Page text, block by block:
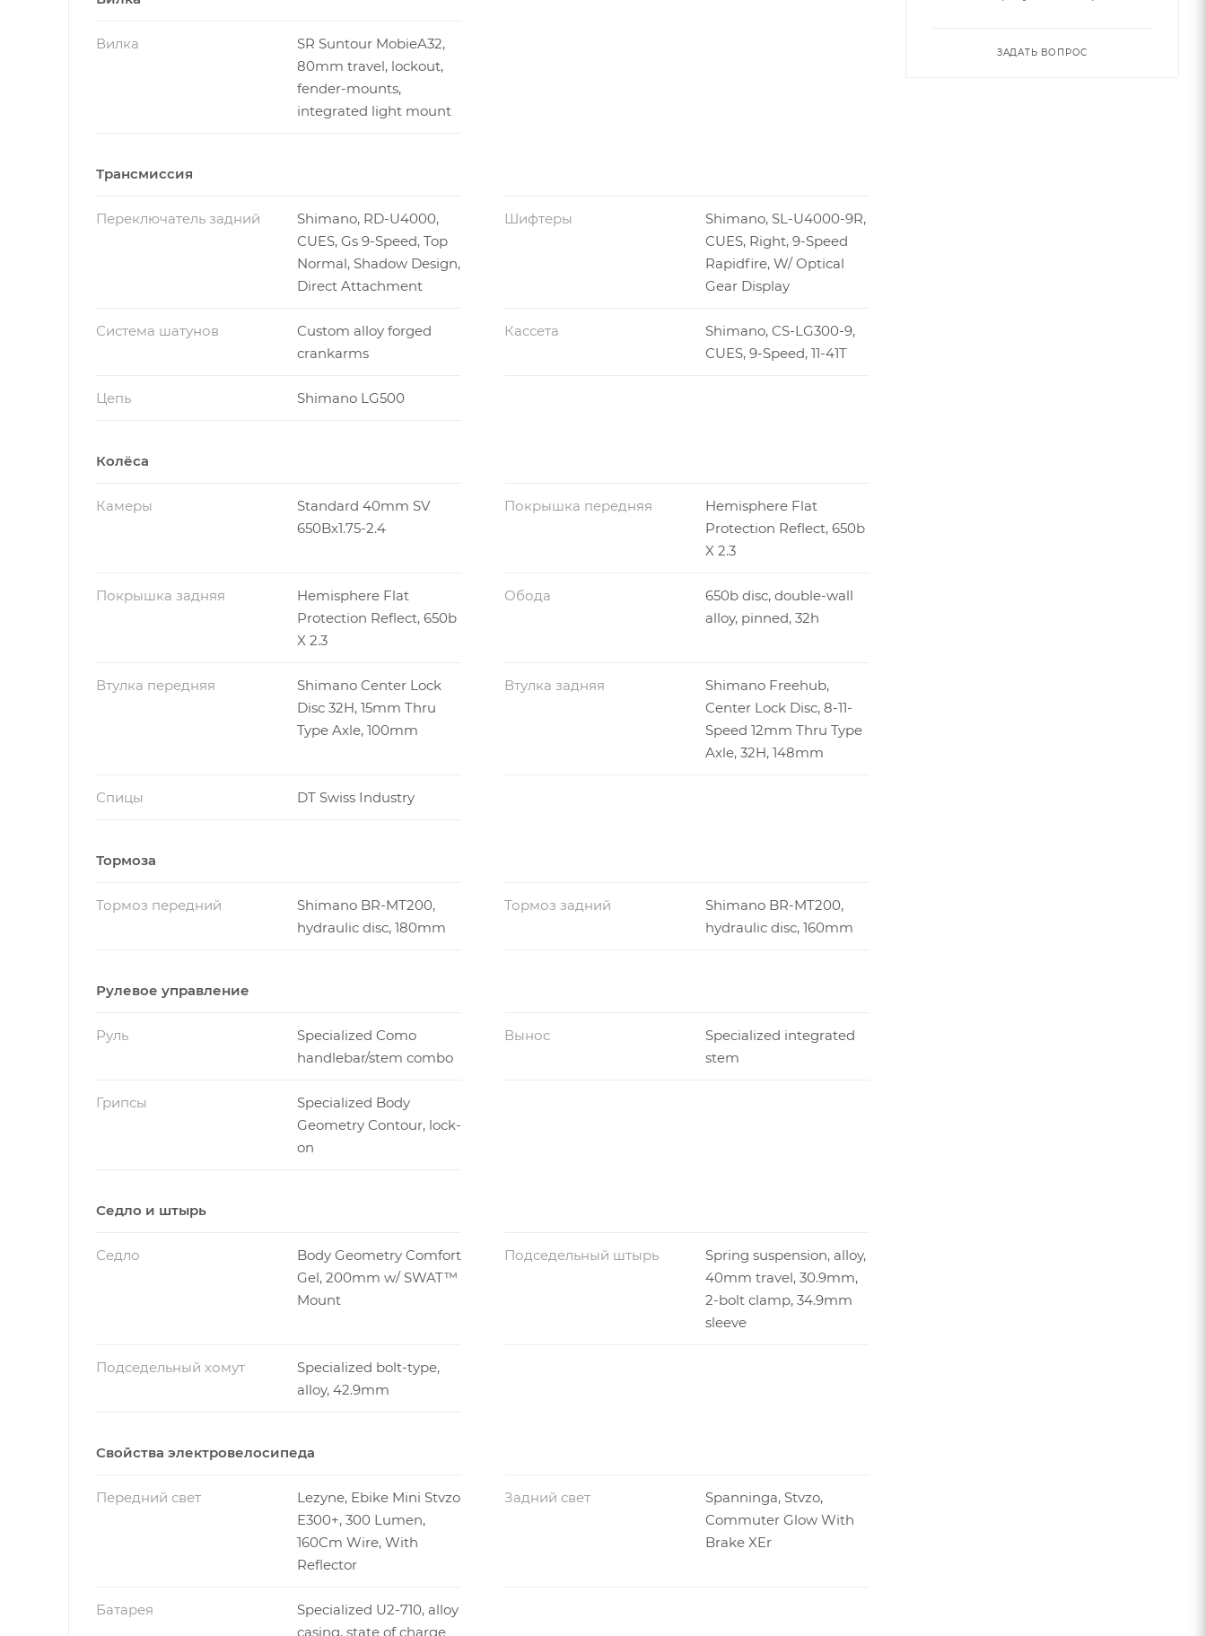
Вилка
SR Suntour MobieA32,
80mm travel, lockout,
fender-mounts,
integrated light mount
Трансмиссия
Переключатель задний
Shimano, RD-U4000,
CUES, Gs 9-Speed, Top
Normal, Shadow Design,
Direct Attachment
Шифтеры
Shimano, SL-U4000-9R,
CUES, Right, 9-Speed
Rapidfire, W/ Optical
Gear Display
Система шатунов
Custom alloy forged
crankarms
Кассета
Shimano, CS-LG300-9,
CUES, 9-Speed, 11-41T
Цепь Shimano LG500
Колёса
Камеры
Standard 40mm SV
650Bx1.75-2.4
Покрышка передняя
Hemisphere Flat
Protection Reflect, 650b
X 2.3
Покрышка задняя
Hemisphere Flat
Protection Reflect, 650b
X 2.3
Обода
650b disc, double-wall
alloy, pinned, 32h
Втулка передняя
Shimano Center Lock
Disc 32H, 15mm Thru
Type Axle, 100mm
Втулка задняя
Shimano Freehub,
Center Lock Disc, 8-11-
Speed 12mm Thru Type
Axle, 32H, 148mm
Спицы DT Swiss Industry
Тормоза
Тормоз передний
Shimano BR-MT200,
hydraulic disc, 180mm
Тормоз задний
Shimano BR-MT200,
hydraulic disc, 160mm
Рулевое управление
Руль
Specialized Como
handlebar/stem combo
Вынос
Specialized integrated
stem
Грипсы
Specialized Body
Geometry Contour, lock-
on
Седло и штырь
Седло
Body Geometry Comfort
Gel, 200mm w/ SWAT™
Mount
Подседельный штырь
Spring suspension, alloy,
40mm travel, 30.9mm,
2-bolt clamp, 34.9mm
sleeve
Подседельный хомут
Specialized bolt-type,
alloy, 42.9mm
Свойства электровелосипеда
Передний свет
Lezyne, Ebike Mini Stvzo
E300+, 300 Lumen,
160Cm Wire, With
Reflector
Задний свет
Spanninga, Stvzo,
Commuter Glow With
Brake XEr
Батарея
Specialized U2-710, alloy
casing, state of charge
ЗАДАТЬ ВОПРОС